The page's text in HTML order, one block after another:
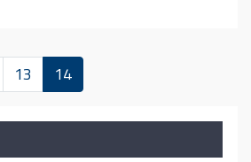
13 14